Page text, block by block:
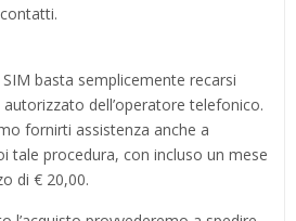
SIM basta semplicemente recarsi
dell’operatore telefonico.
fornirti assistenza anche a
tale procedura, con incluso un mese
di € 20,00.